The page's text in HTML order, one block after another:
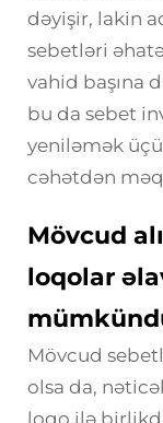
dəyişir, lakin
sebetləri
vahid başına
bu da sebet
yeniləmək
cəhətdən
Mövcud
loqolar
Mövcud
olsa da,